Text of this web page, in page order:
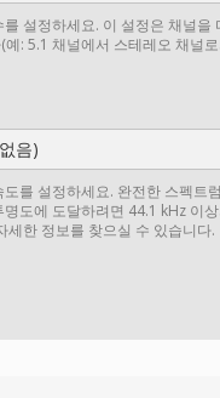
설정하세요. 이 설정은 채널을
예: 5.1 채널에서 스테레오 채널
음)
도를 설정하세요. 완전한 스펙트
명도에 도달하려면 44.1 kHz 이
세한 정보를 찾으실 수 있습니다.